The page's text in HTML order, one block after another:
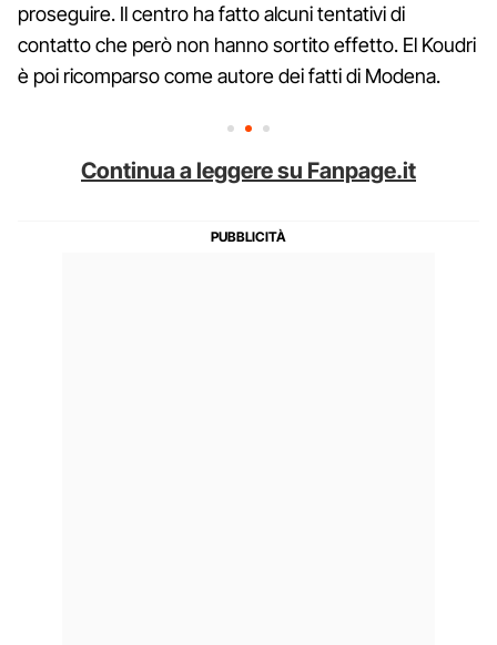
proseguire. Il centro ha fatto alcuni tentativi di
contatto che però non hanno sortito effetto. El Koudri
è poi ricomparso come autore dei fatti di Modena.
Continua a leggere su Fanpage.it